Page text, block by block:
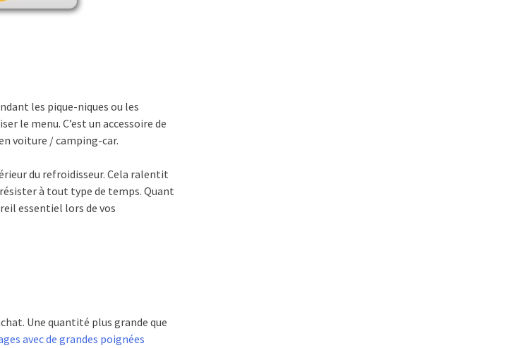
les pique-niques ou les
le menu. C’est un accessoire de
voiture / camping-car.
du refroidisseur. Cela ralentit
à tout type de temps. Quant
essentiel lors de vos
Une quantité plus grande que
avec de grandes poignées